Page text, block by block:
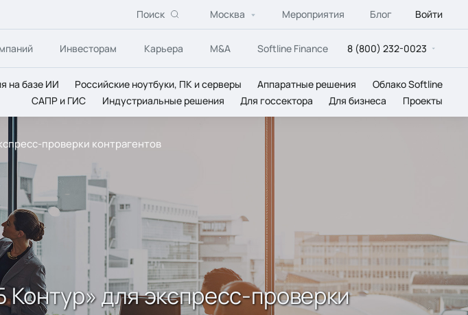
Поиск Москва Мероприятия Блог Войти
Инвесторам Карьера M&A Softline Finance 8 (800) 232-0023
на базе ИИ Российские ноутбуки, ПК и серверы Аппаратные решения
Облако Softline
САПР и ГИС
Индустриальные решения Для госсектора Для бизнеса Проекты
проверки контрагентов
для экспресс-проверки